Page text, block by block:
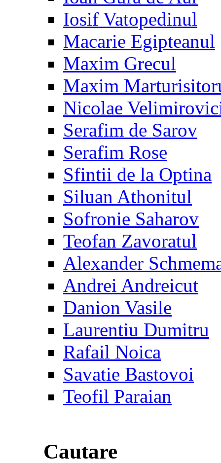
Iosif Vatopedinul
Macarie Egipteanul
Maxim Grecul
Maxim
Nicolae
Serafim de Sarov
Serafim Rose
Sfintii de la Optina
Siluan Athonitul
Sofronie Saharov
Teofan Zavoratul
Alexander
Andrei Andreicut
Danion Vasile
Laurentiu Dumitru
Rafail Noica
Savatie Bastovoi
Teofil Paraian
Cautare